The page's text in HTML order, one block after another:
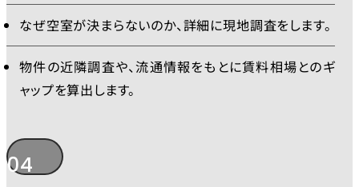
なぜ空室が決まらないのか、詳細に現地調査をします。
物件の近隣調査や、流通情報をもとに賃料相場とのギ
ャップを算出します。
04